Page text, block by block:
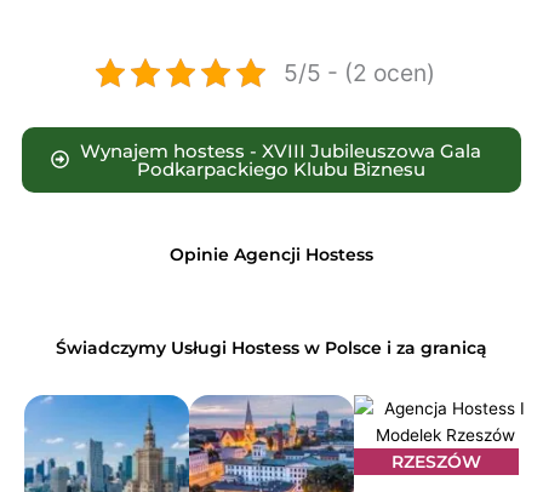
5/5 - (2 ocen)
Wynajem hostess - XVIII Jubileuszowa Gala
Podkarpackiego Klubu Biznesu
Opinie Agencji Hostess
Świadczymy Usługi Hostess w Polsce i za granicą
RZESZÓW